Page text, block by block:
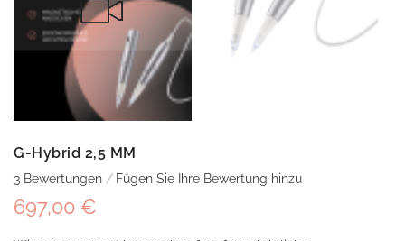
G-Hybrid 2,5 MM
3 Bewertungen Fügen Sie Ihre Bewertung hinzu
697,00 €